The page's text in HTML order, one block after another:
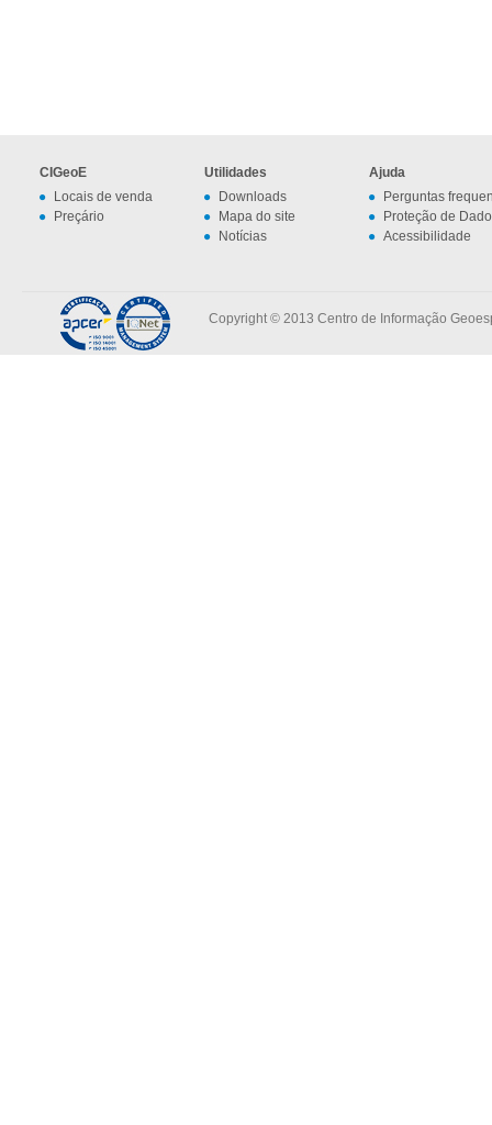
CIGeoE
Locais de venda
Preçário
Utilidades
Downloads
Mapa do site
Notícias
Ajuda
Perguntas
Proteção de
Acessibilidade
Copyright © 2013 Centro de Informação